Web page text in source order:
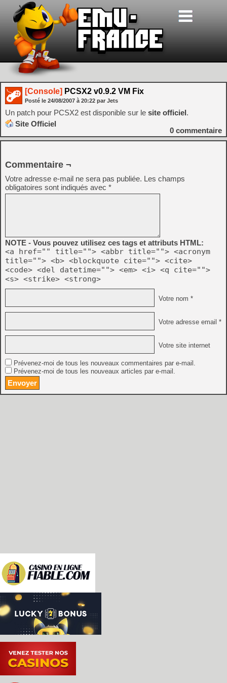
[Console] PCSX2 v0.9.2 VM Fix
Posté le 24/08/2007 à 20:22 par Jets
Un patch pour PCSX2 est disponible sur le site officiel.
Site Officiel
0 commentaire
Commentaire ¬
Votre adresse e-mail ne sera pas publiée. Les champs
obligatoires sont indiqués avec *
NOTE - Vous pouvez utilisez ces tags et attributs HTML:
<a href="" title=""> <abbr title=""> <acronym
title=""> <b> <blockquote cite=""> <cite>
<code> <del datetime=""> <em> <i> <q cite="">
<s> <strike> <strong>
Votre nom *
Votre adresse email *
Votre site internet
Prévenez-moi de tous les nouveaux commentaires par e-mail.
Prévenez-moi de tous les nouveaux articles par e-mail.